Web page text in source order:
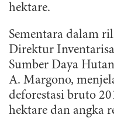
hektare.
Sementara dalam
Direktur
Sumber Daya
A. Margono,
deforestasi bruto
hektare dan angka